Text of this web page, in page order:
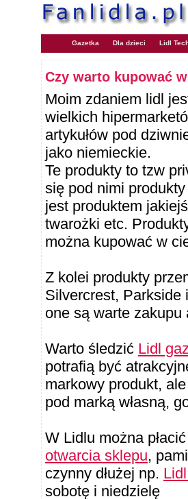
Gazetka Dla dzieci Lidl
Czy warto kupować
Moim zdaniem lidl
wielkich
artykułów pod
jako niemieckie.
Te produkty to tzw
się pod nimi
jest produktem
twarożki etc.
można kupować w
Z kolei produkty
Silvercrest, Parkside
one są warte
Warto śledzić Lidl
potrafią być
markowy produkt,
pod marką własną,
W Lidlu można
otwarcia sklepu,
czynny dłużej np.
sobotę i niedzielę